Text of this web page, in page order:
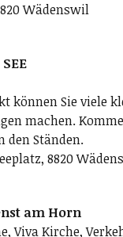
Wädenswil
können Sie viele
machen.
den Ständen.
8820
am Horn
Viva Kirche,